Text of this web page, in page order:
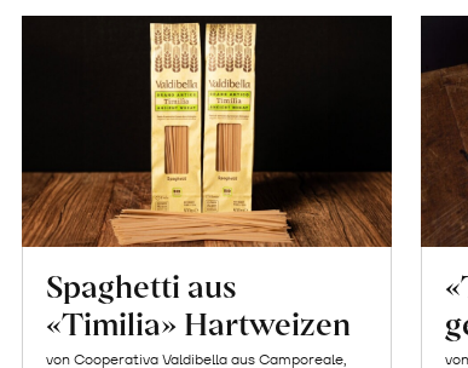
Spaghetti aus
«Timilia» Hartweizen
von Cooperativa Valdibella aus Camporeale,